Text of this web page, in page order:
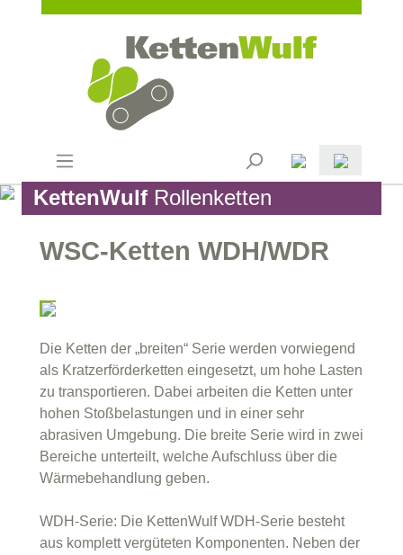
KettenWulfRollenketten
WSC-Ketten WDH/WDR
Die Ketten der „breiten“ Serie werden vorwiegend
als Kratzerförderketten eingesetzt, um hohe Lasten
zu transportieren. Dabei arbeiten die Ketten unter
hohen Stoßbelastungen und in einer sehr
abrasiven Umgebung. Die breite Serie wird in zwei
Bereiche unterteilt, welche Aufschluss über die
Wärmebehandlung geben.
WDH-Serie: Die KettenWulf WDH-Serie besteht
aus komplett vergüteten Komponenten. Neben der